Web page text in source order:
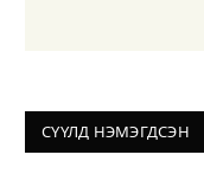
СҮҮЛД НЭМЭГДСЭН